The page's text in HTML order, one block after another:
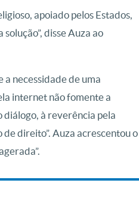
apoiado pelos Estados,
disse Auza ao
a necessidade de uma
internet não fomente a
diálogo, à reverência pela
direito”. Auza acrescentou o